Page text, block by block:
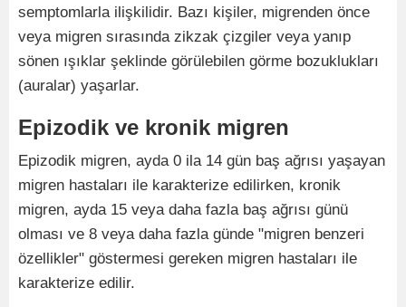
semptomlarla ilişkilidir. Bazı kişiler, migrenden önce
veya migren sırasında zikzak çizgiler veya yanıp
sönen ışıklar şeklinde görülebilen görme bozuklukları
(auralar) yaşarlar.
Epizodik ve kronik migren
Epizodik migren, ayda 0 ila 14 gün baş ağrısı yaşayan
migren hastaları ile karakterize edilirken, kronik
migren, ayda 15 veya daha fazla baş ağrısı günü
olması ve 8 veya daha fazla günde "migren benzeri
özellikler" göstermesi gereken migren hastaları ile
karakterize edilir.